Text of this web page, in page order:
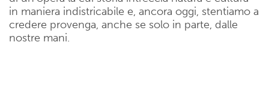
in maniera indistricabile e, ancora oggi, stentiamo a
credere provenga, anche se solo in parte, dalle
nostre mani.